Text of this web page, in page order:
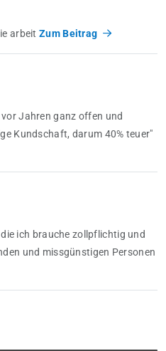
arbeit Zum Beitrag
Jahren ganz offen und
Kundschaft, darum 40% teuer"
ich brauche zollpflichtig und
und missgünstigen Personen